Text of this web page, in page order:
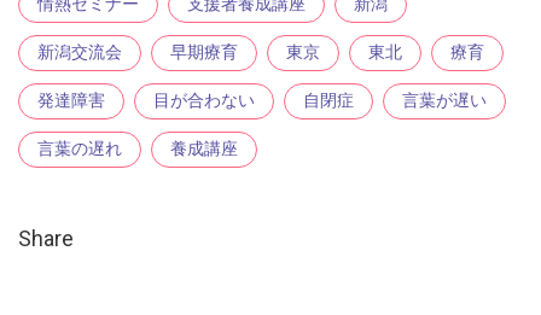
新潟交流会 早期療育 東京 東北 療育
発達障害 目が合わない 自閉症 言葉が遅い
言葉の遅れ 養成講座
Share